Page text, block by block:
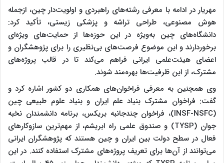
مهریار در ادامه با معرفی رشته‌های راهبردی و اولویت‌دار چین، ازجمله
هوش مصنوعی، طراحی تراشه و پزشکی زیستی، تأکید کرد:
دانشگاه‌های چین به‌ویژه در این حوزه‌ها از حمایت‌های ویژه‌ای
برخوردارند و این موضوع فرصت‌های بی‌نظیری را برای پژوهشگران و
اعضای هیئت‌علمی ایرانی فراهم می‌کند تا در قالب پروژه‌های
مشترک، از این ظرفیت‌ها بهره‌مند شوند.
وی همچنین به معرفی فراخوان‌های همکاری دو کشور اشاره کرد و
گفت: فراخوان مشترک بنیاد علم ایران و بنیاد علوم طبیعی چین
(INSF-NSFC)، فراخوان چندجانبه بریکس، برنامه دانشمندان نخبه
جوان (TYSP) و صندوق علمی راه ابریشم، از مهم‌ترین سازوکارهای
فعال در سطح دولت بین ایران و چین هستند که پژوهشگران ایرانی
می‌توانند از آن‌ها برای تعریف پروژه‌های مشترک استفاده کنند. در این